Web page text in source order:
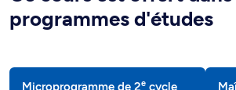
programmes d'études
Microprogramme de 2e cycle